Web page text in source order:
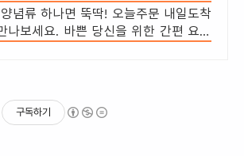
념류 하나면 뚝딱! 오늘주문 내일도착
나보세요. 바쁜 당신을 위한 간편 요리
구독하기